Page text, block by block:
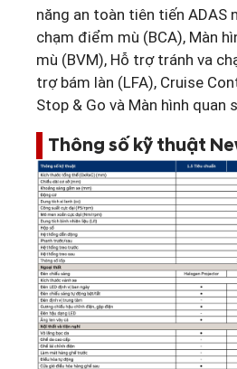
năng an toàn tiên tiến ADAS
chạm điểm mù (BCA), Màn
mù (BVM), Hỗ trợ tránh va
trợ bám làn (LFA), Cruise
Stop & Go và Màn hình quan
Thông số kỹ thuật